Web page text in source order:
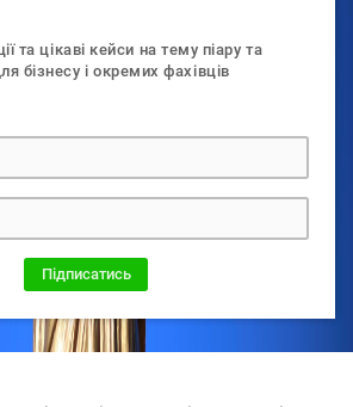
та цікаві кейси на тему піару та
бізнесу і окремих фахiвцiв